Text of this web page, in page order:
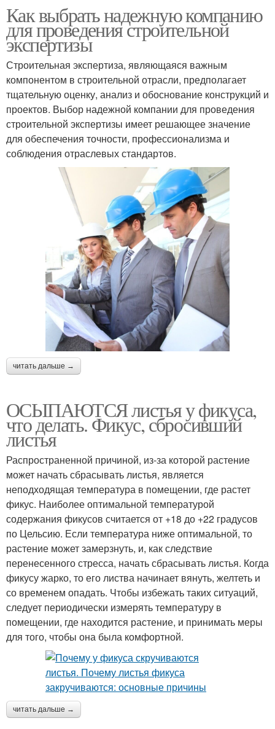
Как выбрать надежную компанию
для проведения строительной
экспертизы
Строительная экспертиза, являющаяся важным
компонентом в строительной отрасли, предполагает
тщательную оценку, анализ и обоснование конструкций и
проектов. Выбор надежной компании для проведения
строительной экспертизы имеет решающее значение
для обеспечения точности, профессионализма и
соблюдения отраслевых стандартов.
читать дальше →
ОСЫПАЮТСЯ листья у фикуса,
что делать. Фикус, сбросивший
листья
Распространенной причиной, из-за которой растение
может начать сбрасывать листья, является
неподходящая температура в помещении, где растет
фикус. Наиболее оптимальной температурой
содержания фикусов считается от +18 до +22 градусов
по Цельсию. Если температура ниже оптимальной, то
растение может замерзнуть, и, как следствие
перенесенного стресса, начать сбрасывать листья. Когда
фикусу жарко, то его листва начинает вянуть, желтеть и
со временем опадать. Чтобы избежать таких ситуаций,
следует периодически измерять температуру в
помещении, где находится растение, и принимать меры
для того, чтобы она была комфортной.
читать дальше →